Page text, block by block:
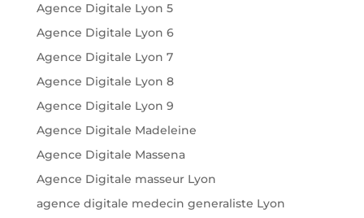
Agence Digitale Lyon 5
Agence Digitale Lyon 6
Agence Digitale Lyon 7
Agence Digitale Lyon 8
Agence Digitale Lyon 9
Agence Digitale Madeleine
Agence Digitale Massena
Agence Digitale masseur Lyon
agence digitale medecin generaliste Lyon